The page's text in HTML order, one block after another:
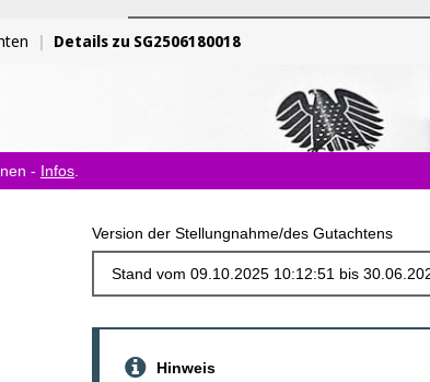
Details zu SG2506180018
- Infos
Version der Stellungnahme/des Gutachtens
Hinweis